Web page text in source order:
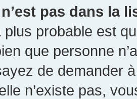
pas dans la
probable est
que personne
de demander
n’existe pas,